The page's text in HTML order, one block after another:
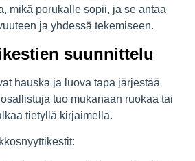
mikä porukalle sopii, ja se antaa
ja yhdessä tekemiseen.
suunnittelu
hauska ja luova tapa järjestää
tuo mukanaan ruokaa tai
tietyllä kirjaimella.